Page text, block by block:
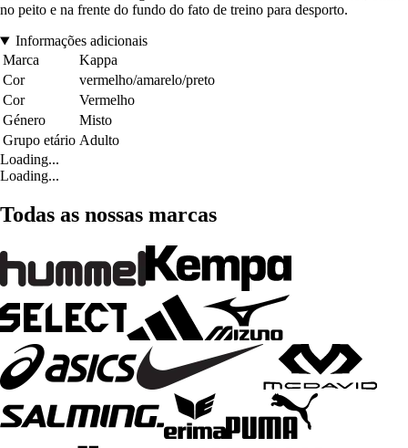
no peito e na frente do fundo do fato de treino para desporto.
Informações adicionais
Marca
Kappa
Cor
vermelho/amarelo/preto
Cor
Vermelho
Género
Misto
Grupo etário Adulto
Loading...
Loading...
Todas as nossas marcas